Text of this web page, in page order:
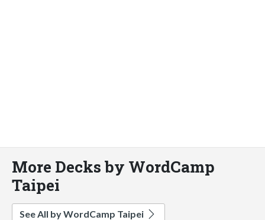
More Decks by WordCamp
Taipei
See All by WordCamp Taipei